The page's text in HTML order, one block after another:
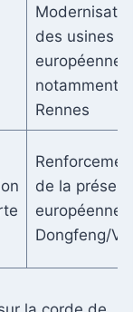
des usines
notamment
Rennes
de la
européenne
Dongfeng/